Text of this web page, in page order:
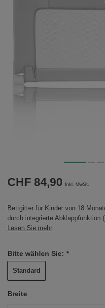
CHF 84,90 Inkl. MwSt.
Bettgitter für Kinder von 18
durch integrierte Abklappfunktion
Lesen Sie mehr.
Bitte wählen Sie: *
Standard
Breite